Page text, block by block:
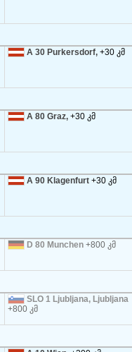
A 30 Purkersdorf, +30 კმ
A 80 Graz, +30 კმ
A 90 Klagenfurt +30 კმ
D 80 Munchen +800 კმ
SLO 1 Ljubljana, Ljubljana
+800 კმ